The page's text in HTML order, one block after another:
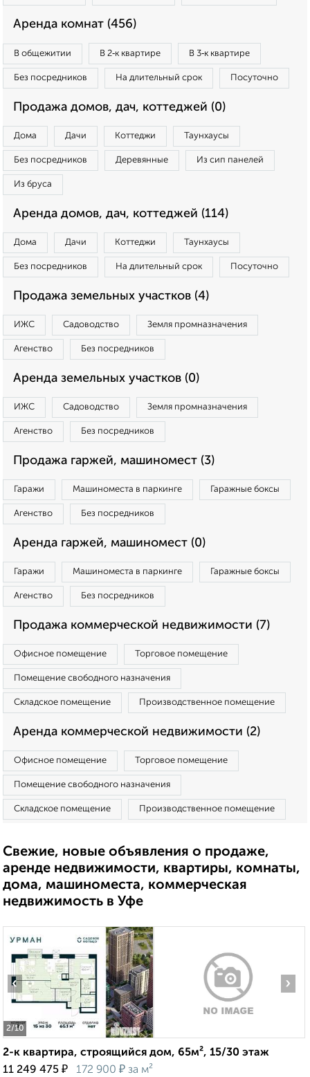
Аренда комнат (456)
В общежитии В 2‑к квартире В 3‑к квартире
Без посредников На длительный срок Посуточно
Продажа домов, дач, коттеджей (0)
Дома Дачи Коттеджи Таунхаусы
Без посредников Деревянные Из сип панелей
Из бруса
Аренда домов, дач, коттеджей (114)
Дома Дачи Коттеджи Таунхаусы
Без посредников На длительный срок Посуточно
Продажа земельных участков (4)
ИЖС Садоводство Земля промназначения
Агенство Без посредников
Аренда земельных участков (0)
ИЖС Садоводство Земля промназначения
Агенство Без посредников
Продажа гаржей, машиномест (3)
Гаражи Машиноместа в паркинге Гаражные боксы
Агенство Без посредников
Аренда гаржей, машиномест (0)
Гаражи Машиноместа в паркинге Гаражные боксы
Агенство Без посредников
Продажа коммерческой недвижимости (7)
Офисное помещение Торговое помещение
Помещение свободного назначения
Складское помещение Производственное помещение
Аренда коммерческой недвижимости (2)
Офисное помещение Торговое помещение
Помещение свободного назначения
Складское помещение Производственное помещение
Свежие, новые объявления о продаже,
аренде недвижимости, квартиры, комнаты,
дома, машиноместа, коммерческая
недвижимость в Уфе
2/10
‹ ›
2-к квартира, строящийся дом, 65м², 15/30 этаж
11 249 475 ₽ 172 900 ₽ за м²